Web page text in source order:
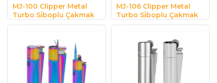
MJ-100 Clipper Metal
Turbo Si̇boplu Çakmak
MJ-106 Clipper Metal
Turbo Si̇boplu Çakmak